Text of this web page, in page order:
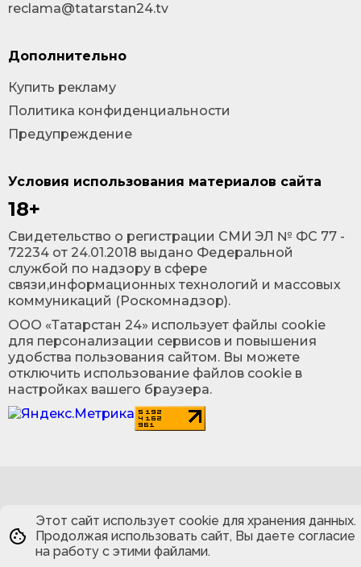
Условия использования материалов сайта
18+
Cвидетельство о регистрации СМИ ЭЛ № ФС 77 -
72234 от 24.01.2018 выдано Федеральной
службой по надзору в сфере
связи,информационных технологий и массовых
коммуникаций (Роскомнадзор).
ООО «Татарстан 24» использует файлы cookie
для персонализации сервисов и повышения
удобства пользования сайтом. Вы можете
отключить использование файлов cookie в
настройках вашего браузера.
reclama@tatarstan24.tv
Дополнительно
Купить рекламу
Политика конфиденциальности
Предупреждение
Этот сайт использует cookie для хранения данных.
Продолжая использовать сайт, Вы даете согласие
на работу с этими файлами.